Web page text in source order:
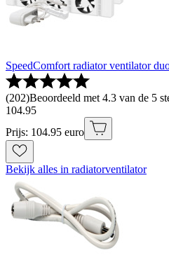
SpeedComfort radiator ventilator
(202)Beoordeeld met 4.3 van de 5
104.95
Prijs: 104.95 euro
Bekijk alles in radiatorventilator